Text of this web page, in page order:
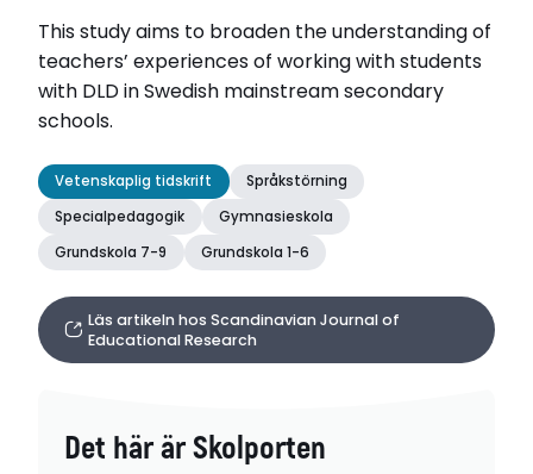
This study aims to broaden the understanding of
teachers’ experiences of working with students
with DLD in Swedish mainstream secondary
schools.
Vetenskaplig tidskrift
Språkstörning
Specialpedagogik
Gymnasieskola
Grundskola 7-9
Grundskola 1-6
Läs artikeln hos Scandinavian Journal of
Educational Research
Det här är Skolporten